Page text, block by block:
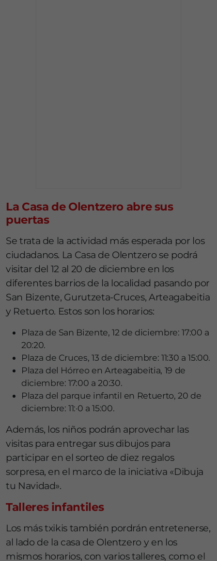
La Casa de Olentzero abre sus
puertas
Se trata de la actividad más esperada por los
ciudadanos. La Casa de Olentzero se podrá
visitar del 12 al 20 de diciembre en los
diferentes barrios de la localidad pasando por
San Bizente, Gurutzeta-Cruces, Arteagabeitia
y Retuerto. Estos son los horarios:
Plaza de San Bizente, 12 de diciembre: 17:00 a
20:20.
Plaza de Cruces, 13 de diciembre: 11:30 a 15:00.
Plaza del Hórreo en Arteagabeitia, 19 de
diciembre: 17:00 a 20:30.
Plaza del parque infantil en Retuerto, 20 de
diciembre: 11:·0 a 15:00.
Además, los niños podrán aprovechar las
visitas para entregar sus dibujos para
participar en el sorteo de diez regalos
sorpresa, en el marco de la iniciativa «Dibuja
tu Navidad».
Talleres infantiles
Los más txikis también pordrán entretenerse,
al lado de la casa de Olentzero y en los
mismos horarios, con varios talleres, como el